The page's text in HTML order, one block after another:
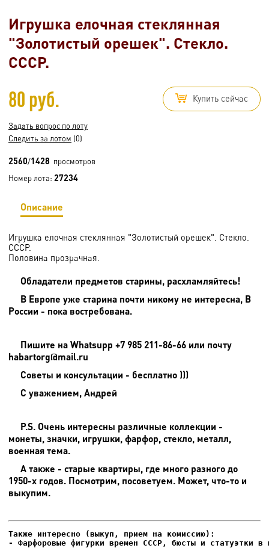
Игрушка елочная стеклянная
"Золотистый орешек". Стекло.
СССР.
80 руб. Купить сейчас
Задать вопрос по лоту
Следить за лотом (0)
2560/1428 просмотров
Номер лота: 27234
Описание
Игрушка елочная стеклянная "Золотистый орешек". Стекло.
СССР.
Половина прозрачная.
Обладатели предметов старины, расхламляйтесь!
В Европе уже старина почти никому не интересна, В
России - пока востребована.
Пишите на Whatsupp +7 985 211-86-66 или почту
habartorg@mail.ru
Советы и консультации - бесплатно )))
С уважением, Андрей
P.S. Очень интересны различные коллекции -
монеты, значки, игрушки, фарфор, стекло, металл,
военная тема.
А также - старые квартиры, где много разного до
1950-х годов. Посмотрим, посоветуем. Может, что-то и
выкупим.
- Фарфоровые фигурки времен СССР, бюсты и статуэтки в